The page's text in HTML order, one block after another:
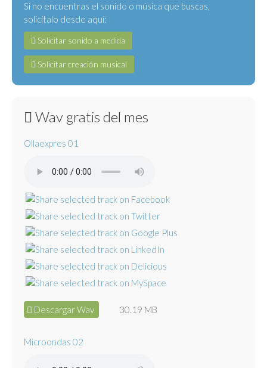
Si no encuentras el sonido o música que buscas,
solicítalo desde aquí:
Solicitar sonido a medida
Solicitar creación musical
Wav gratis del mes
Ollaexpres 01
Descargar Wav 30.19 MB
Microondas 02